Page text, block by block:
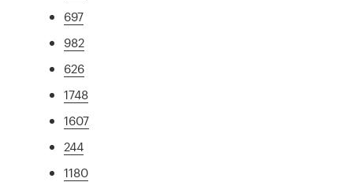
697
982
626
1748
1607
244
1180